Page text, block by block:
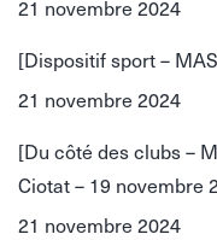
21 novembre 2024
[Dispositif sport –
21 novembre 2024
[Du côté des clubs –
Ciotat – 19 novembre
21 novembre 2024